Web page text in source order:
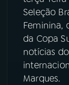
ACOMPANHE A
YouTube
Instagram
Seleção
Feminina,
da Copa
notícias
Marques.